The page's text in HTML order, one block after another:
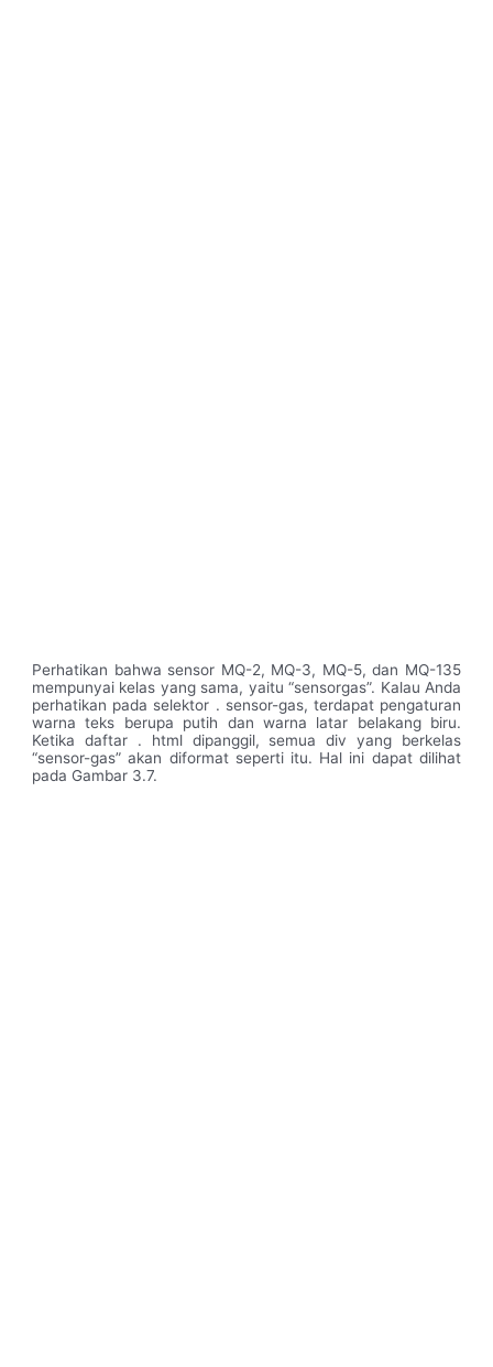
Perhatikan bahwa sensor MQ-2, MQ-3, MQ-5, dan MQ-135
mempunyai kelas yang sama, yaitu “sensorgas”. Kalau Anda
perhatikan pada selektor . sensor-gas, terdapat pengaturan
warna teks berupa putih dan warna latar belakang biru.
Ketika daftar . html dipanggil, semua div yang berkelas
“sensor-gas” akan diformat seperti itu. Hal ini dapat dilihat
pada Gambar 3.7.